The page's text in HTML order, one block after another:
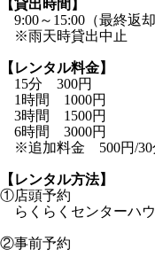
【貸出時間】
9:00～15:00（最終返却
※雨天時貸出中止
【レンタル料金】
15分 300円
1時間 1000円
3時間 1500円
6時間 3000円
※追加料金 500円/30
【レンタル方法】
①店頭予約
らくらくセンターハ
②事前予約